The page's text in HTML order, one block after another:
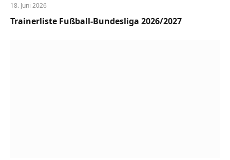
18. Juni 2026
Trainerliste Fußball-Bundesliga 2026/2027